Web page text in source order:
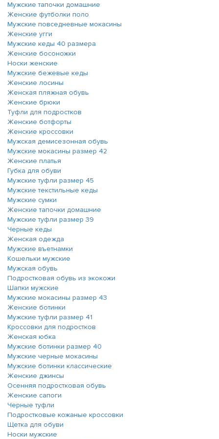
Мужские тапочки домашние
Женские футболки поло
Мужские повседневные мокасины
Женские угги
Мужские кеды 40 размера
Женские босоножки
Носки женские
Мужские бежевые кеды
Женские лосины
Женская пляжная обувь
Женские брюки
Туфли для подростков
Женские ботфорты
Женские кроссовки
Мужская демисезонная обувь
Мужские мокасины размер 42
Женские платья
Губка для обуви
Мужские туфли размер 45
Мужские текстильные кеды
Мужские сумки
Женские тапочки домашние
Мужские туфли размер 39
Черные кеды
Женская одежда
Мужские въетнамки
Кошельки мужские
Мужская обувь
Подростковая обувь из экокожи
Шапки мужские
Мужские мокасины размер 43
Женские ботинки
Мужские туфли размер 41
Кроссовки для подростков
Женская юбка
Мужские ботинки размер 40
Мужские черные мокасины
Мужские ботинки классические
Женские джинсы
Осенняя подростковая обувь
Женские сапоги
Черные туфли
Подростковые кожаные кроссовки
Щетка для обуви
Носки мужские